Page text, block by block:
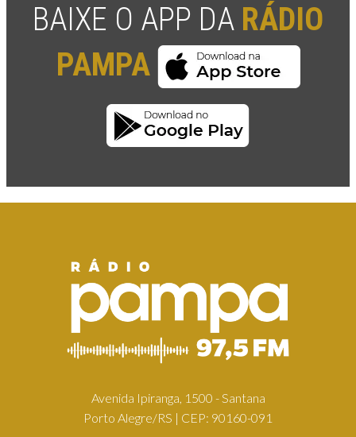
BAIXE O APP DA RÁDIO
PAMPA
Avenida Ipiranga, 1500 - Santana
Porto Alegre/RS | CEP: 90160-091